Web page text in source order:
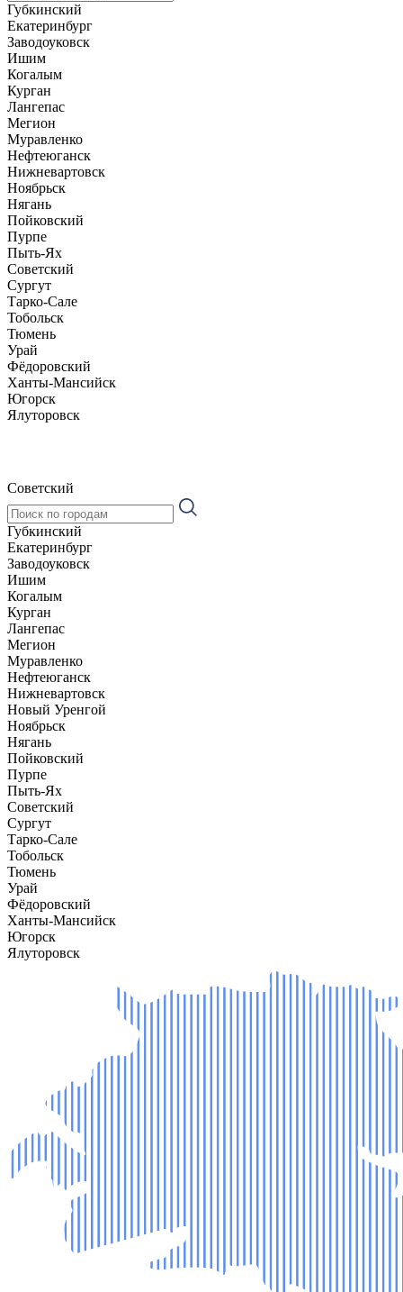
Губкинский
Екатеринбург
Заводоуковск
Ишим
Когалым
Курган
Лангепас
Мегион
Муравленко
Нефтеюганск
Нижневартовск
Ноябрьск
Нягань
Пойковский
Пурпе
Пыть-Ях
Советский
Сургут
Тарко-Сале
Тобольск
Тюмень
Урай
Фёдоровский
Ханты-Мансийск
Югорск
Ялуторовск
Советский
Губкинский
Екатеринбург
Заводоуковск
Ишим
Когалым
Курган
Лангепас
Мегион
Муравленко
Нефтеюганск
Нижневартовск
Новый Уренгой
Ноябрьск
Нягань
Пойковский
Пурпе
Пыть-Ях
Советский
Сургут
Тарко-Сале
Тобольск
Тюмень
Урай
Фёдоровский
Ханты-Мансийск
Югорск
Ялуторовск